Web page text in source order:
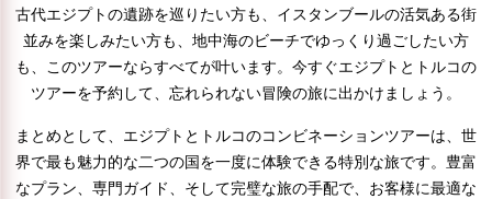
古代エジプトの遺跡を巡りたい方も、イスタンブールの活気ある街
並みを楽しみたい方も、地中海のビーチでゆっくり過ごしたい方
も、このツアーならすべてが叶います。今すぐエジプトとトルコの
ツアーを予約して、忘れられない冒険の旅に出かけましょう。
まとめとして、エジプトとトルコのコンビネーションツアーは、世
界で最も魅力的な二つの国を一度に体験できる特別な旅です。豊富
なプラン、専門ガイド、そして完璧な旅の手配で、お客様に最適な